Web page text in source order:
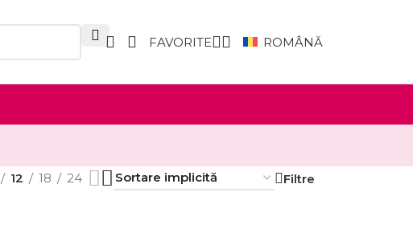
FAVORITE ROMÂNĂ
12 18 24 Filtre